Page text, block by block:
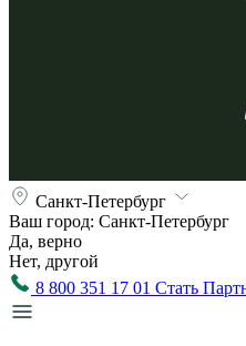
Санкт-Петербург
Ваш город: Санкт-Петербург
Да, верно
Нет, другой
8 800 351 17 01 Стать